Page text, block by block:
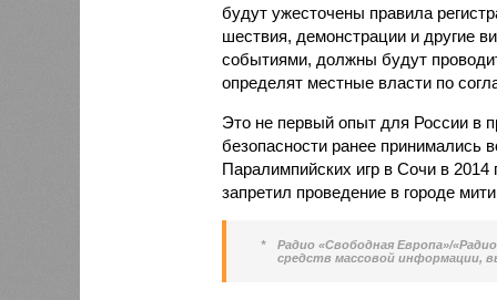
будут ужесточены правила
шествия, демонстрации и другие
событиями, должны будут
определят местные власти по
Это не первый опыт для России в
безопасности ранее принимались
Паралимпийских игр в Сочи в 2014
запретил проведение в городе
*
Радио «Свободная Европа»/
средств массовой информации,